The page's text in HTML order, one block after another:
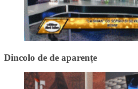
Dincolo de de aparențe